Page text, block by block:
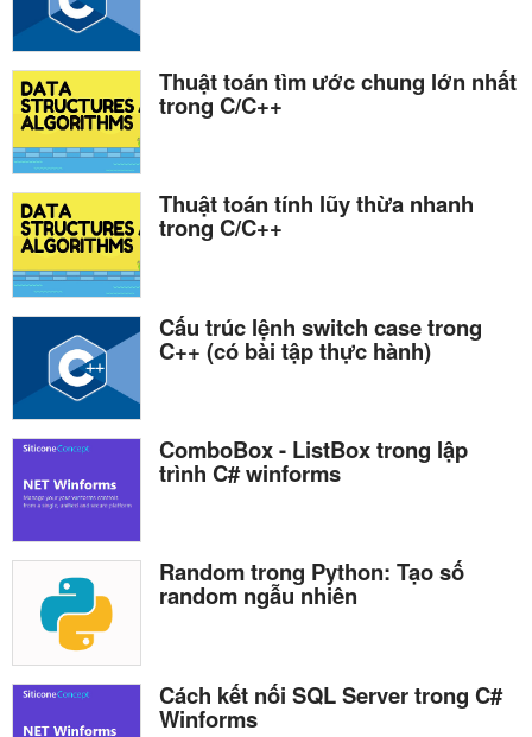
Thuật toán tìm ước chung lớn nhất
trong C/C++
Thuật toán tính lũy thừa nhanh
trong C/C++
Cấu trúc lệnh switch case trong
C++ (có bài tập thực hành)
ComboBox - ListBox trong lập
trình C# winforms
Random trong Python: Tạo số
random ngẫu nhiên
Cách kết nối SQL Server trong C#
Winforms